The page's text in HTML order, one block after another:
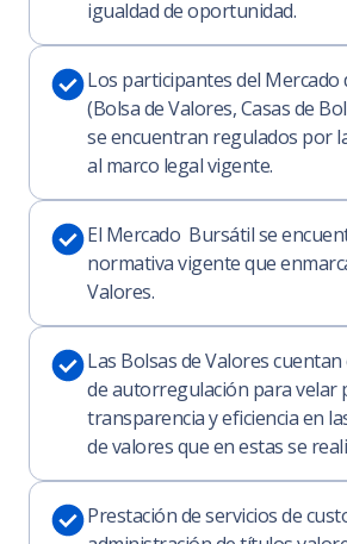
igualdad de oportunidad.
Los participantes del Mercado
(Bolsa de Valores, Casas de
se encuentran regulados por
al marco legal vigente.
El Mercado Bursátil se
normativa vigente que
Valores.
Las Bolsas de Valores
de autorregulación para velar
transparencia y eficiencia en
de valores que en estas se
Prestación de servicios de